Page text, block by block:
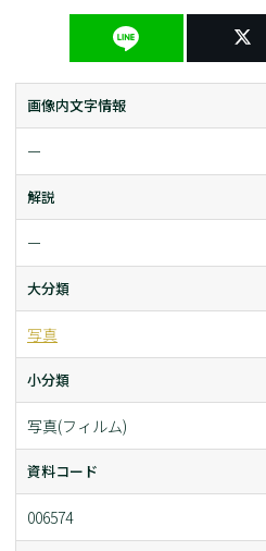
画像内文字情報
ー
解説
ー
大分類
写真
小分類
写真(フィルム)
資料コード
006574